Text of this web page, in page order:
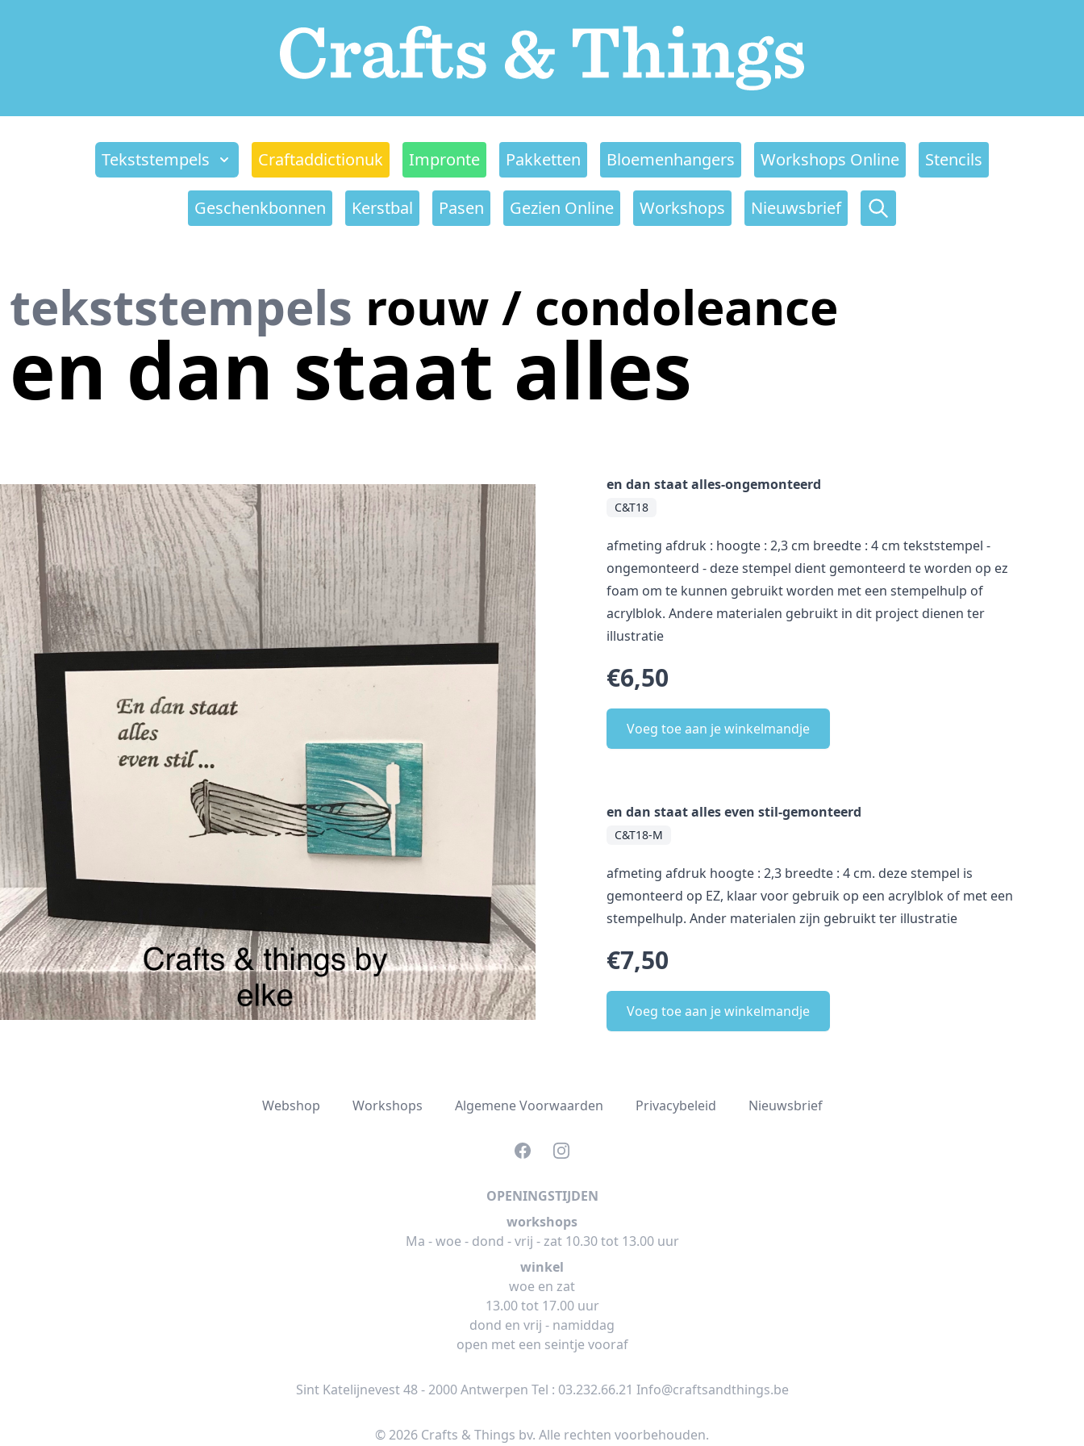
Tekststempels Craftaddictionuk Impronte Pakketten Bloemenhangers Workshops Online Stencils
Geschenkbonnen Kerstbal Pasen Gezien Online Workshops Nieuwsbrief
tekststempels rouw / condoleance
en dan staat alles
en dan staat alles-ongemonteerd
C&T18
afmeting afdruk : hoogte : 2,3 cm breedte : 4 cm tekststempel -
ongemonteerd - deze stempel dient gemonteerd te worden op ez
foam om te kunnen gebruikt worden met een stempelhulp of
acrylblok. Andere materialen gebruikt in dit project dienen ter
illustratie
€6,50
Voeg toe aan je winkelmandje
en dan staat alles even stil-gemonteerd
C&T18-M
afmeting afdruk hoogte : 2,3 breedte : 4 cm. deze stempel is
gemonteerd op EZ, klaar voor gebruik op een acrylblok of met een
stempelhulp. Ander materialen zijn gebruikt ter illustratie
€7,50
Voeg toe aan je winkelmandje
Webshop Workshops Algemene Voorwaarden Privacybeleid Nieuwsbrief
FacebookInstagram
OPENINGSTIJDEN
workshops
Ma - woe - dond - vrij - zat 10.30 tot 13.00 uur
winkel
woe en zat
13.00 tot 17.00 uur
dond en vrij - namiddag
open met een seintje vooraf
Sint Katelijnevest 48 - 2000 Antwerpen Tel : 03.232.66.21 Info@craftsandthings.be
© 2026 Crafts & Things bv. Alle rechten voorbehouden.